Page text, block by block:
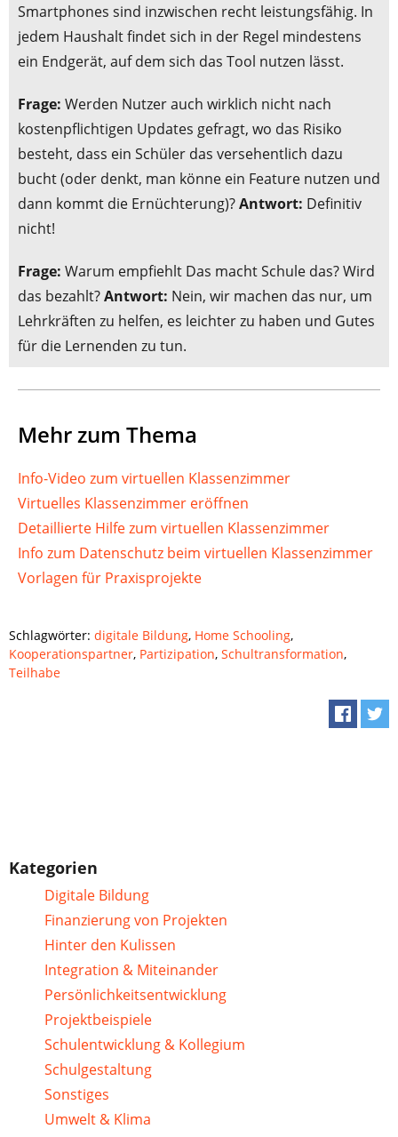
Smartphones sind inzwischen recht leistungsfähig. In
jedem Haushalt findet sich in der Regel mindestens
ein Endgerät, auf dem sich das Tool nutzen lässt.
Frage: Werden Nutzer auch wirklich nicht nach
kostenpflichtigen Updates gefragt, wo das Risiko
besteht, dass ein Schüler das versehentlich dazu
bucht (oder denkt, man könne ein Feature nutzen und
dann kommt die Ernüchterung)?Antwort: Definitiv
nicht!
Frage: Warum empfiehlt Das macht Schule das? Wird
das bezahlt?Antwort: Nein, wir machen das nur, um
Lehrkräften zu helfen, es leichter zu haben und Gutes
für die Lernenden zu tun.
Mehr zum Thema
Info-Video zum virtuellen Klassenzimmer
Virtuelles Klassenzimmer eröffnen
Detaillierte Hilfe zum virtuellen Klassenzimmer
Info zum Datenschutz beim virtuellen Klassenzimmer
Vorlagen für Praxisprojekte
Schlagwörter: digitale Bildung, Home Schooling,
Kooperationspartner, Partizipation, Schultransformation,
Teilhabe
Kategorien
Digitale Bildung
Finanzierung von Projekten
Hinter den Kulissen
Integration & Miteinander
Persönlichkeitsentwicklung
Projektbeispiele
Schulentwicklung & Kollegium
Schulgestaltung
Sonstiges
Umwelt & Klima